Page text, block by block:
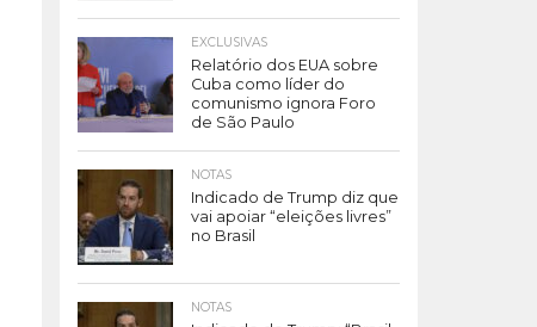
EXCLUSIVAS
Relatório dos EUA sobre
Cuba como líder do
comunismo ignora Foro
de São Paulo
NOTAS
Indicado de Trump diz que
vai apoiar “eleições livres”
no Brasil
NOTAS